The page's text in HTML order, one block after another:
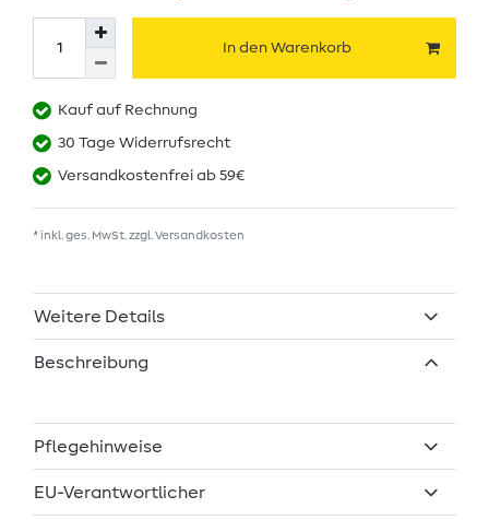
In den Warenkorb
Kauf auf Rechnung
30 Tage Widerrufsrecht
Versandkostenfrei ab 59€
* inkl. ges. MwSt. zzgl.Versandkosten
Weitere Details
Beschreibung
Pflegehinweise
EU-Verantwortlicher